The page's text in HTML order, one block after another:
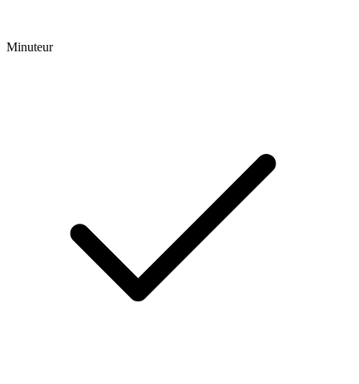
Minuteur